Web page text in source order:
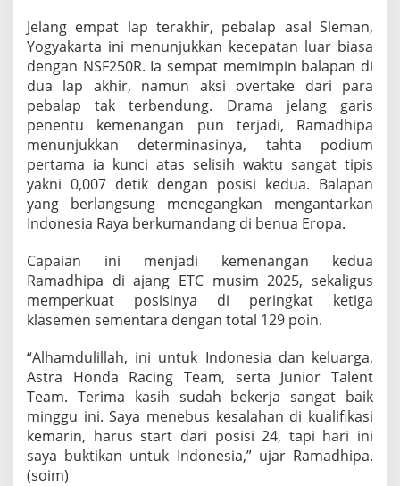
i
a
Jelang empat lap terakhir, pebalap asal Sleman,
Yogyakarta ini menunjukkan kecepatan luar biasa
dengan NSF250R. Ia sempat memimpin balapan di
dua lap akhir, namun aksi overtake dari para
pebalap tak terbendung. Drama jelang garis
penentu kemenangan pun terjadi, Ramadhipa
menunjukkan determinasinya, tahta podium
pertama ia kunci atas selisih waktu sangat tipis
yakni 0,007 detik dengan posisi kedua. Balapan
yang berlangsung menegangkan mengantarkan
Indonesia Raya berkumandang di benua Eropa.
Capaian ini menjadi kemenangan kedua
Ramadhipa di ajang ETC musim 2025, sekaligus
memperkuat posisinya di peringkat ketiga
klasemen sementara dengan total 129 poin.
“Alhamdulillah, ini untuk Indonesia dan keluarga,
Astra Honda Racing Team, serta Junior Talent
Team. Terima kasih sudah bekerja sangat baik
minggu ini. Saya menebus kesalahan di kualifikasi
kemarin, harus start dari posisi 24, tapi hari ini
saya buktikan untuk Indonesia,” ujar Ramadhipa.
(soim)